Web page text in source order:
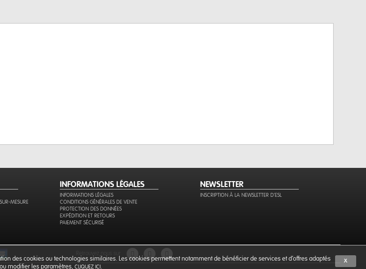
MESURE
INFORMATIONS LÉGALES
INFORMATIONS LÉGALES
CONDITIONS GÉNÉRALES DE VENTE
PROTECTION DES DONNÉES
EXPÉDITION ET RETOURS
PAIEMENT SÉCURISÉ
NEWSLETTER
INSCRIPTION À LA NEWSLETTER D'ESL
X
des cookies ou technologies similaires. Les cookies permettent notamment de bénéficier de services et d'offres adaptés
modifier les paramètres, CLIQUEZ ICI .